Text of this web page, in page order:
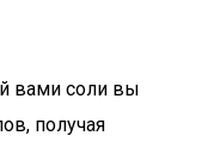
вами соли вы
получая